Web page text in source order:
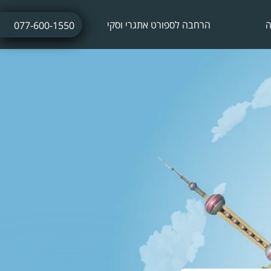
הרחבה לספורט אתגרי וסקי
ביטוח חו"ל לתחרויות ספורט
ביטוח נסיעות לתרמילאים
ביטוח נסיעות עסקיות
ביטוח נסיעות לשייט הפלגה
077-600-1550